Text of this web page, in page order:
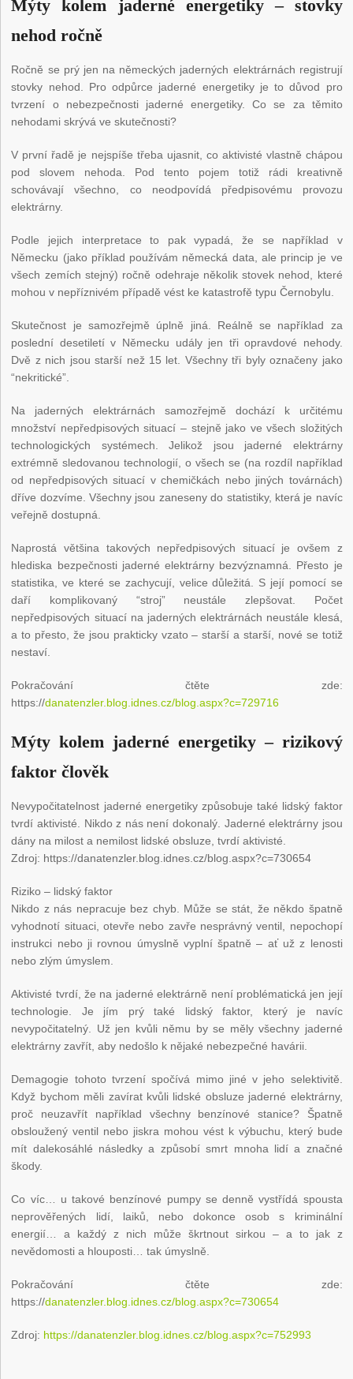
Mýty kolem jaderné energetiky – stovky
nehod ročně
Ročně se prý jen na německých jaderných elektrárnách registrují
stovky nehod. Pro odpůrce jaderné energetiky je to důvod pro
tvrzení o nebezpečnosti jaderné energetiky. Co se za těmito
nehodami skrývá ve skutečnosti?
V první řadě je nejspíše třeba ujasnit, co aktivisté vlastně chápou
pod slovem nehoda. Pod tento pojem totiž rádi kreativně
schovávají všechno, co neodpovídá předpisovému provozu
elektrárny.
Podle jejich interpretace to pak vypadá, že se například v
Německu (jako příklad používám německá data, ale princip je ve
všech zemích stejný) ročně odehraje několik stovek nehod, které
mohou v nepříznivém případě vést ke katastrofě typu Černobylu.
Skutečnost je samozřejmě úplně jiná. Reálně se například za
poslední desetiletí v Německu udály jen tři opravdové nehody.
Dvě z nich jsou starší než 15 let. Všechny tři byly označeny jako
“nekritické”.
Na jaderných elektrárnách samozřejmě dochází k určitému
množství nepředpisových situací – stejně jako ve všech složitých
technologických systémech. Jelikož jsou jaderné elektrárny
extrémně sledovanou technologií, o všech se (na rozdíl například
od nepředpisových situací v chemičkách nebo jiných továrnách)
dříve dozvíme. Všechny jsou zaneseny do statistiky, která je navíc
veřejně dostupná.
Naprostá většina takových nepředpisových situací je ovšem z
hlediska bezpečnosti jaderné elektrárny bezvýznamná. Přesto je
statistika, ve které se zachycují, velice důležitá. S její pomocí se
daří komplikovaný “stroj” neustále zlepšovat. Počet
nepředpisových situací na jaderných elektrárnách neustále klesá,
a to přesto, že jsou prakticky vzato – starší a starší, nové se totiž
nestaví.
Pokračování čtěte zde:
https://danatenzler.blog.idnes.cz/blog.aspx?c=729716
Mýty kolem jaderné energetiky – rizikový
faktor člověk
Nevypočitatelnost jaderné energetiky způsobuje také lidský faktor
tvrdí aktivisté. Nikdo z nás není dokonalý. Jaderné elektrárny jsou
dány na milost a nemilost lidské obsluze, tvrdí aktivisté.
Zdroj: https://danatenzler.blog.idnes.cz/blog.aspx?c=730654
Riziko – lidský faktor
Nikdo z nás nepracuje bez chyb. Může se stát, že někdo špatně
vyhodnotí situaci, otevře nebo zavře nesprávný ventil, nepochopí
instrukci nebo ji rovnou úmyslně vyplní špatně – ať už z lenosti
nebo zlým úmyslem.
Aktivisté tvrdí, že na jaderné elektrárně není problématická jen její
technologie. Je jím prý také lidský faktor, který je navíc
nevypočitatelný. Už jen kvůli němu by se měly všechny jaderné
elektrárny zavřít, aby nedošlo k nějaké nebezpečné havárii.
Demagogie tohoto tvrzení spočívá mimo jiné v jeho selektivitě.
Když bychom měli zavírat kvůli lidské obsluze jaderné elektrárny,
proč neuzavřít například všechny benzínové stanice? Špatně
obsloužený ventil nebo jiskra mohou vést k výbuchu, který bude
mít dalekosáhlé následky a způsobí smrt mnoha lidí a značné
škody.
Co víc… u takové benzínové pumpy se denně vystřídá spousta
neprověřených lidí, laiků, nebo dokonce osob s kriminální
energií… a každý z nich může škrtnout sirkou – a to jak z
nevědomosti a hlouposti… tak úmyslně.
Pokračování čtěte zde:
https://danatenzler.blog.idnes.cz/blog.aspx?c=730654
Zdroj: https://danatenzler.blog.idnes.cz/blog.aspx?c=752993